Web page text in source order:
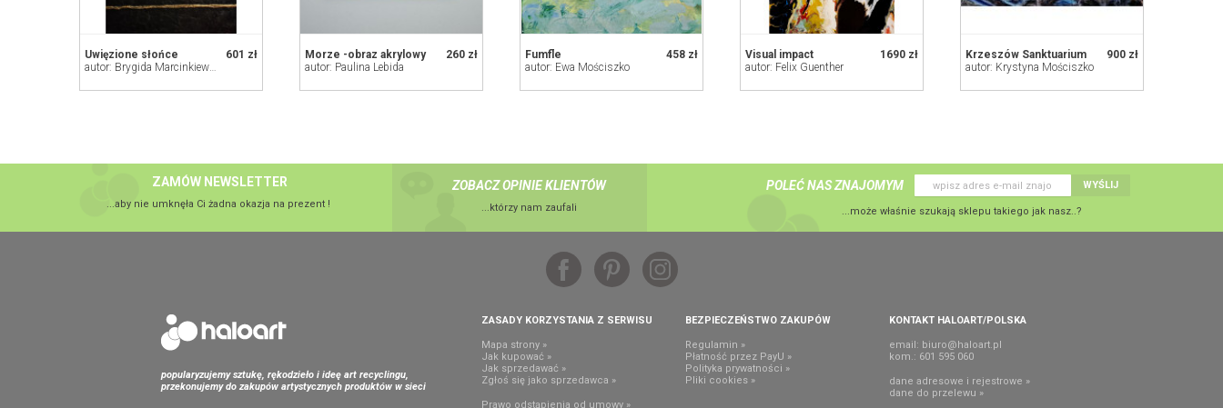
601 zł
Uwięzione słońce
autor: Brygida Marcinkiewicz
260 zł
Morze -obraz akrylowy
autor: Paulina Lebida
458 zł
Fumfle
autor: Ewa Mościszko
1690 zł
Visual impact
autor: Felix Guenther
900 zł
Krzeszów Sanktuarium
autor: Krystyna Mościszko
ZAMÓW NEWSLETTER
...aby nie umknęła Ci żadna okazja na prezent !
ZOBACZ OPINIE KLIENTÓW
...którzy nam zaufali
POLEĆ NAS ZNAJOMYM WYŚLIJ
...może właśnie szukają sklepu takiego jak nasz..?
popularyzujemy sztukę, rękodzieło i ideę art recyclingu,
przekonujemy do zakupów artystycznych produktów w sieci
ZASADY KORZYSTANIA Z SERWISU
Mapa strony »
Jak kupować »
Jak sprzedawać »
Zgłoś się jako sprzedawca »
Prawo odstąpienia od umowy »
BEZPIECZEŃSTWO ZAKUPÓW
Regulamin »
Płatność przez PayU »
Polityka prywatności »
Pliki cookies »
KONTAKT HALOART/POLSKA
email: biuro@haloart.pl
kom.: 601 595 060
dane adresowe i rejestrowe »
dane do przelewu »